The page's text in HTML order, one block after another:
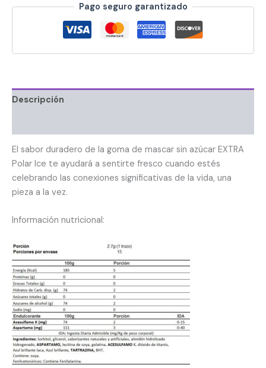
Pago seguro garantizado
Descripción
El sabor duradero de la goma de mascar sin azúcar EXTRA
Polar Ice te ayudará a sentirte fresco cuando estés
celebrando las conexiones significativas de la vida, una
pieza a la vez.
Información nutricional: